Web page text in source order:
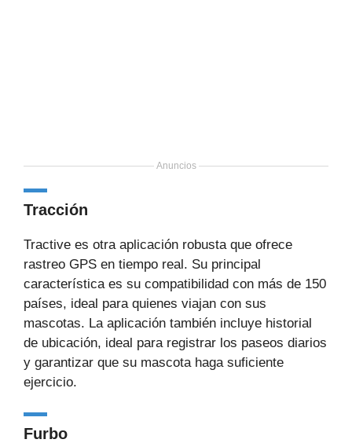
Anuncios
Tracción
Tractive es otra aplicación robusta que ofrece
rastreo GPS en tiempo real. Su principal
característica es su compatibilidad con más de 150
países, ideal para quienes viajan con sus
mascotas. La aplicación también incluye historial
de ubicación, ideal para registrar los paseos diarios
y garantizar que su mascota haga suficiente
ejercicio.
Furbo